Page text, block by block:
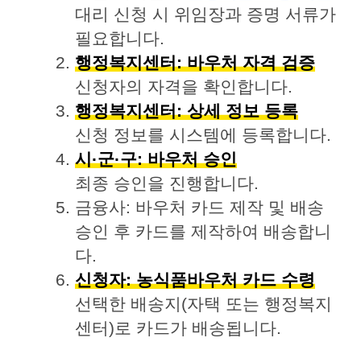
대리 신청 시 위임장과 증명 서류가
필요합니다.
행정복지센터: 바우처 자격 검증
신청자의 자격을 확인합니다.
행정복지센터: 상세 정보 등록
신청 정보를 시스템에 등록합니다.
시·군·구: 바우처 승인
최종 승인을 진행합니다.
금융사: 바우처 카드 제작 및 배송
승인 후 카드를 제작하여 배송합니
다.
신청자: 농식품바우처 카드 수령
선택한 배송지(자택 또는 행정복지
센터)로 카드가 배송됩니다.